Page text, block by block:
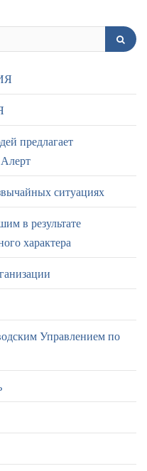
предлагает
ситуациях
в результате
характера
Управлением по